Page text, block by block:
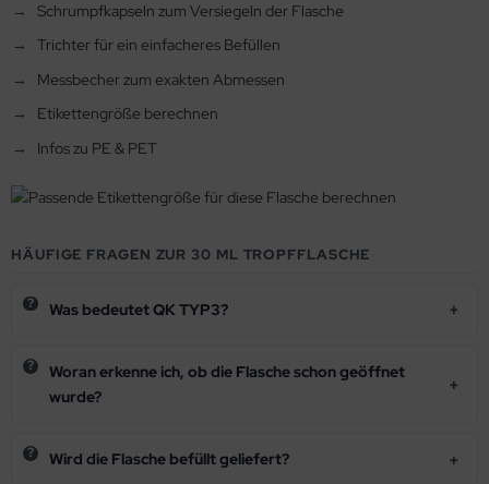
Schrumpfkapseln zum Versiegeln der Flasche
Trichter für ein einfacheres Befüllen
Messbecher zum exakten Abmessen
Etikettengröße berechnen
Infos zu PE & PET
HÄUFIGE FRAGEN ZUR 30 ML TROPFFLASCHE
Was bedeutet QK TYP3?
Woran erkenne ich, ob die Flasche schon geöffnet
wurde?
Wird die Flasche befüllt geliefert?